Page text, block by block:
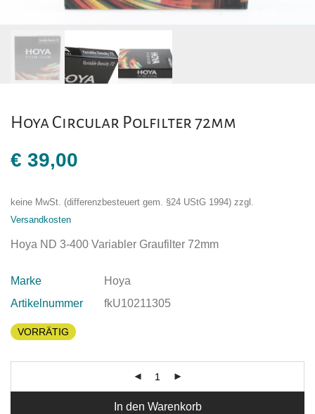
Hoya Circular Polfilter 72mm
€ 39,00
keine MwSt. (differenzbesteuert gem. §24 UStG 1994) zzgl.
Versandkosten
Hoya ND 3-400 Variabler Graufilter 72mm
Marke
Hoya
Artikelnummer
fkU10211305
VORRÄTIG
In den Warenkorb